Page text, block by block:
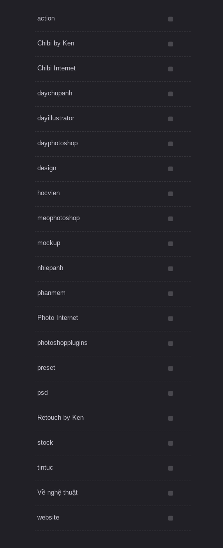
action
Chibi by Ken
Chibi Internet
daychupanh
dayillustrator
dayphotoshop
design
hocvien
meophotoshop
mockup
nhiepanh
phanmem
Photo Internet
photoshopplugins
preset
psd
Retouch by Ken
stock
tintuc
Về nghệ thuật
website